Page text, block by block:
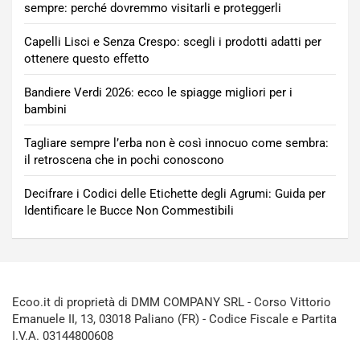
sempre: perché dovremmo visitarli e proteggerli
Capelli Lisci e Senza Crespo: scegli i prodotti adatti per
ottenere questo effetto
Bandiere Verdi 2026: ecco le spiagge migliori per i
bambini
Tagliare sempre l’erba non è così innocuo come sembra:
il retroscena che in pochi conoscono
Decifrare i Codici delle Etichette degli Agrumi: Guida per
Identificare le Bucce Non Commestibili
Ecoo.it di proprietà di DMM COMPANY SRL - Corso Vittorio
Emanuele II, 13, 03018 Paliano (FR) - Codice Fiscale e Partita
I.V.A. 03144800608